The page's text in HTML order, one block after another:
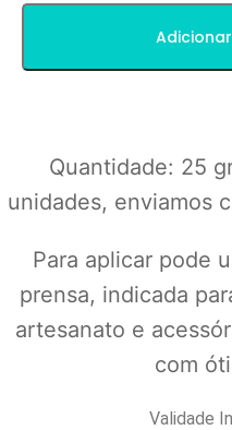
Quantidade: 25
unidades, enviamos
Para aplicar pode
prensa, indicada
artesanato e
com
Validade